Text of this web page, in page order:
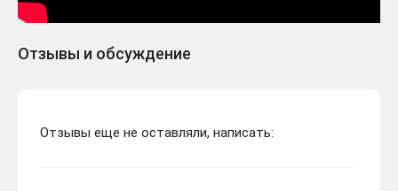
Отзывы и обсуждение
Отзывы еще не оставляли, написать: